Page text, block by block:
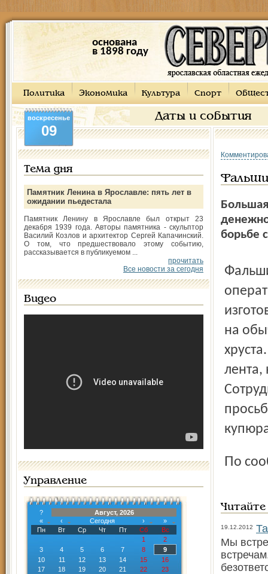
основана
в 1898 году
Политика Экономика Культура Спорт
Даты и события
воскресенье
09
Тема дня
Памятник Ленина в Ярославле: пять лет в
ожидании пьедестала
Памятник Ленину в Ярославле был открыт 23
декабря 1939 года. Авторы памятника - скульптор
Василий Козлов и архитектор Сергей Капачинский.
О том, что предшествовало этому событию,
рассказывается в публикуемом ...
прочитать
Все новости за сегодня
Видео
Управление
?
Август, 2026
«
‹ Сегодня ›
»
Пн
Вт Ср Чт Пт Сб
Вс
1
2
3
4 5 6 7 8
9
10
11 12 13 14 15
16
17
18 19 20 21 22
23
борьбе
Фальшивые пятисот и сторублевки, изъятые
на
лента,
По
19.12.2012
Мы